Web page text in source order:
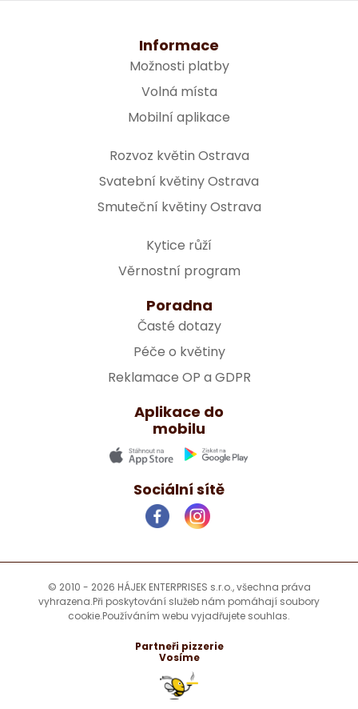
Informace
Možnosti platby
Volná místa
Mobilní aplikace
Rozvoz květin Ostrava
Svatební květiny Ostrava
Smuteční květiny Ostrava
Kytice růží
Věrnostní program
Poradna
Časté dotazy
Péče o květiny
Reklamace OP a GDPR
Aplikace do
mobilu
Sociální sítě
© 2010 - 2026 HÁJEK ENTERPRISES s.r.o., všechna práva
vyhrazena.Při poskytování služeb nám pomáhají soubory
cookie.Používáním webu vyjadřujete souhlas.
Partneři pizzerie
Vosíme